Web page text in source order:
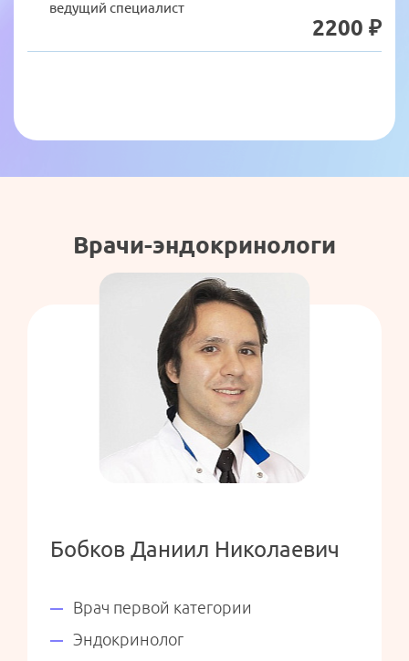
ведущий специалист
2200 ₽
Врачи-эндокринологи
Бобков Даниил Николаевич
Врач первой категории
Эндокринолог